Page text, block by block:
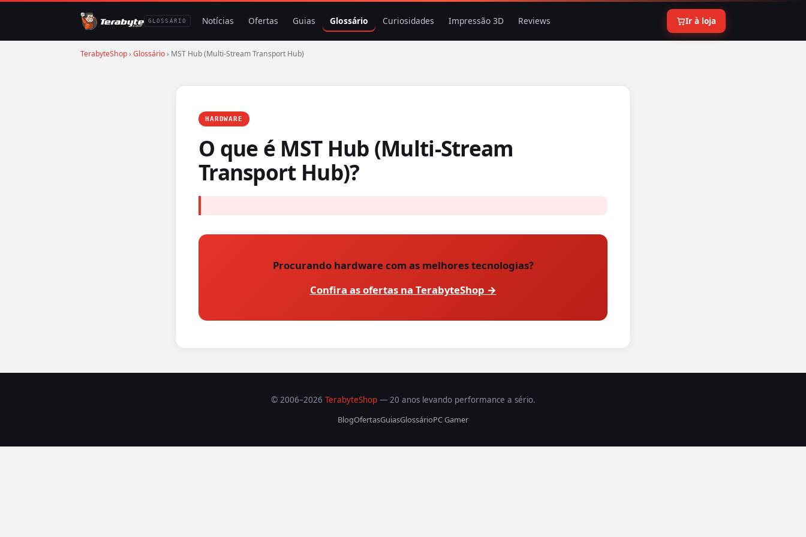
GLOSSÁRIO Notícias Ofertas Guias Glossário Curiosidades Impressão 3D Reviews Ir à loja
TerabyteShop› Glossário› MST Hub (Multi-Stream Transport Hub)
HARDWARE
O que é MST Hub (Multi-Stream
Transport Hub)?
Procurando hardware com as melhores tecnologias?
Confira as ofertas na TerabyteShop →
© 2006–2026 TerabyteShop— 20 anos levando performance a sério.
BlogOfertasGuiasGlossárioPC Gamer